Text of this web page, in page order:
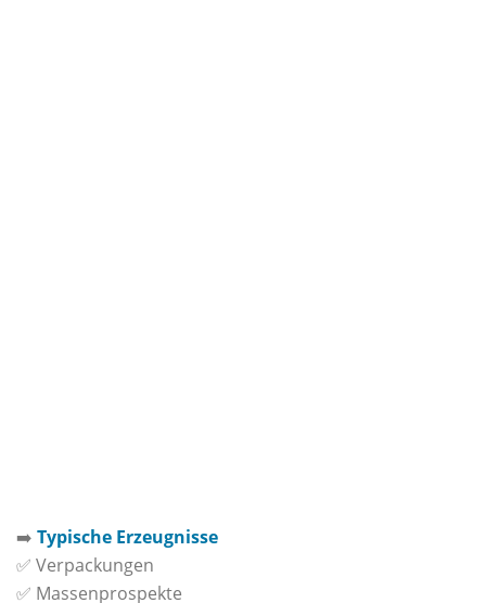
➡️ Typische Erzeugnisse
✅ Verpackungen
✅ Massenprospekte